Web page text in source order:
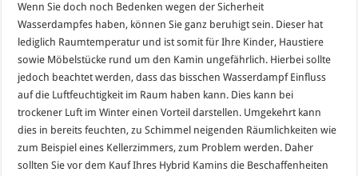
Wenn Sie doch noch Bedenken wegen der Sicherheit
Wasserdampfes haben, können Sie ganz beruhigt sein. Dieser hat
lediglich Raumtemperatur und ist somit für Ihre Kinder, Haustiere
sowie Möbelstücke rund um den Kamin ungefährlich. Hierbei sollte
jedoch beachtet werden, dass das bisschen Wasserdampf Einfluss
auf die Luftfeuchtigkeit im Raum haben kann. Dies kann bei
trockener Luft im Winter einen Vorteil darstellen. Umgekehrt kann
dies in bereits feuchten, zu Schimmel neigenden Räumlichkeiten wie
zum Beispiel eines Kellerzimmers, zum Problem werden. Daher
sollten Sie vor dem Kauf Ihres Hybrid Kamins die Beschaffenheiten